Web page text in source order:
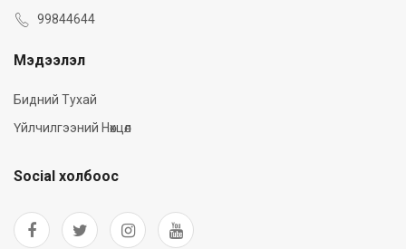
99844644
Мэдээлэл
Бидний Тухай
Үйлчилгээний Нөхцөл
Social холбоос